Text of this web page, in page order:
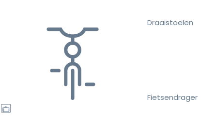
Draaistoelen
Fietsendrager